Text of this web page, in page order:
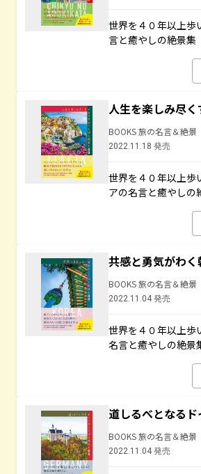
世界を４０年以上歩
言と癒やしの絶景集
人生を楽しみ尽
BOOKS 旅の名言＆絶景
2022.11.18 発売
世界を４０年以上歩
アの名言と癒やしの
共感と勇気がわ
BOOKS 旅の名言＆絶景
2022.11.04 発売
世界を４０年以上歩
名言と癒やしの絶景
道しるべとなる
BOOKS 旅の名言＆絶景
2022.11.04 発売